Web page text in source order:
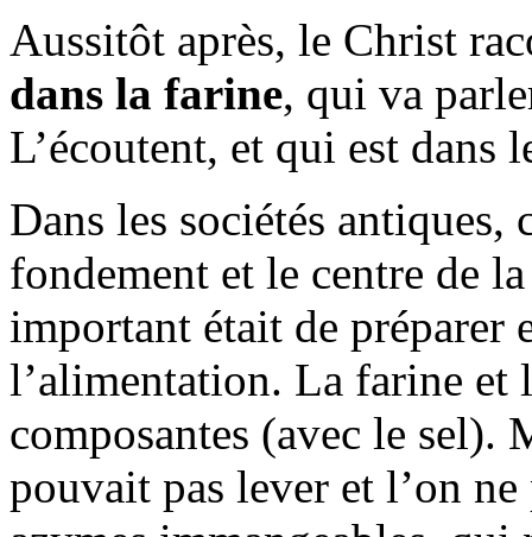
Aussitôt après, le Christ
dans la farine, qui va
L’écoutent, et qui est dans
Dans les sociétés
fondement et le centre de
important était de préparer
l’alimentation. La farine et
composantes (avec le sel).
pouvait pas lever et l’on